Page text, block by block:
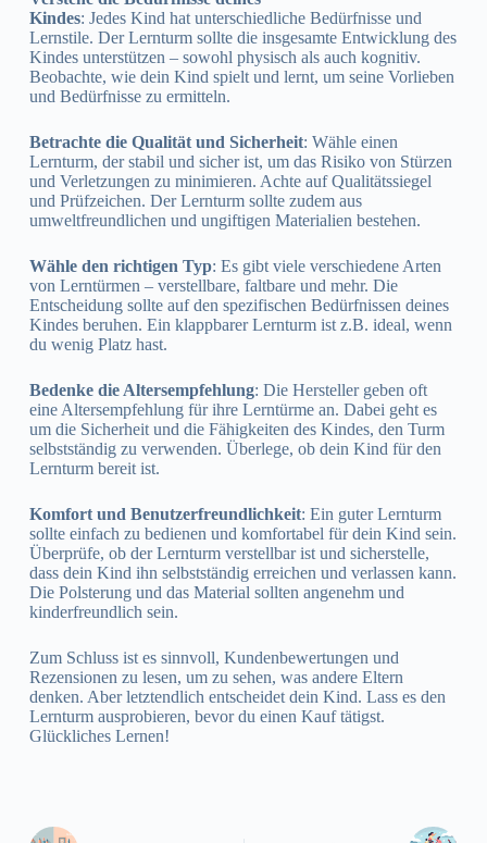
Kindes: Jedes Kind hat unterschiedliche Bedürfnisse und
Lernstile. Der Lernturm sollte die insgesamte Entwicklung des
Kindes unterstützen – sowohl physisch als auch kognitiv.
Beobachte, wie dein Kind spielt und lernt, um seine Vorlieben
und Bedürfnisse zu ermitteln.
Betrachte die Qualität und Sicherheit: Wähle einen
Lernturm, der stabil und sicher ist, um das Risiko von Stürzen
und Verletzungen zu minimieren. Achte auf Qualitätssiegel
und Prüfzeichen. Der Lernturm sollte zudem aus
umweltfreundlichen und ungiftigen Materialien bestehen.
Wähle den richtigen Typ: Es gibt viele verschiedene Arten
von Lerntürmen – verstellbare, faltbare und mehr. Die
Entscheidung sollte auf den spezifischen Bedürfnissen deines
Kindes beruhen. Ein klappbarer Lernturm ist z.B. ideal, wenn
du wenig Platz hast.
Bedenke die Altersempfehlung: Die Hersteller geben oft
eine Altersempfehlung für ihre Lerntürme an. Dabei geht es
um die Sicherheit und die Fähigkeiten des Kindes, den Turm
selbstständig zu verwenden. Überlege, ob dein Kind für den
Lernturm bereit ist.
Komfort und Benutzerfreundlichkeit: Ein guter Lernturm
sollte einfach zu bedienen und komfortabel für dein Kind sein.
Überprüfe, ob der Lernturm verstellbar ist und sicherstelle,
dass dein Kind ihn selbstständig erreichen und verlassen kann.
Die Polsterung und das Material sollten angenehm und
kinderfreundlich sein.
Zum Schluss ist es sinnvoll, Kundenbewertungen und
Rezensionen zu lesen, um zu sehen, was andere Eltern
denken. Aber letztendlich entscheidet dein Kind. Lass es den
Lernturm ausprobieren, bevor du einen Kauf tätigst.
Glückliches Lernen!